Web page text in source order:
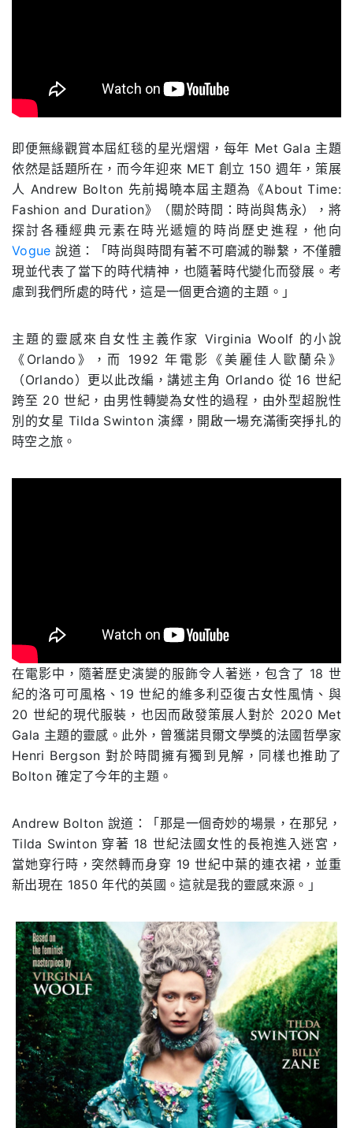
即便無緣觀賞本屆紅毯的星光熠熠，每年 Met Gala 主題
依然是話題所在，而今年迎來 MET 創立 150 週年，策展
人 Andrew Bolton 先前揭曉本屆主題為《About Time:
Fashion and Duration》（關於時間：時尚與雋永），將
探討各種經典元素在時光遞嬗的時尚歷史進程，他向
Vogue 說道：「時尚與時間有著不可磨滅的聯繫，不僅體
現並代表了當下的時代精神，也隨著時代變化而發展。考
慮到我們所處的時代，這是一個更合適的主題。」
主題的靈感來自女性主義作家 Virginia Woolf 的小說
《Orlando》，而 1992 年電影《美麗佳人歐蘭朵》
（Orlando）更以此改編，講述主角 Orlando 從 16 世紀
跨至 20 世紀，由男性轉變為女性的過程，由外型超脫性
別的女星 Tilda Swinton 演繹，開啟一場充滿衝突掙扎的
時空之旅。
在電影中，隨著歷史演變的服飾令人著迷，包含了 18 世
紀的洛可可風格、19 世紀的維多利亞復古女性風情、與
20 世紀的現代服裝，也因而啟發策展人對於 2020 Met
Gala 主題的靈感。此外，曾獲諾貝爾文學獎的法國哲學家
Henri Bergson 對於時間擁有獨到見解，同樣也推助了
Bolton 確定了今年的主題。
Andrew Bolton 說道：「那是一個奇妙的場景，在那兒，
Tilda Swinton 穿著 18 世紀法國女性的長袍進入迷宮，
當她穿行時，突然轉而身穿 19 世紀中葉的連衣裙，並重
新出現在 1850 年代的英國。這就是我的靈感來源。」